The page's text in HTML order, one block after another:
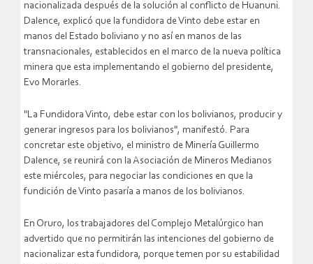
nacionalizada después de la solución al conflicto de Huanuni.
Dalence, explicó que la fundidora de Vinto debe estar en
manos del Estado boliviano y no así en manos de las
transnacionales, establecidos en el marco de la nueva política
minera que esta implementando el gobierno del presidente,
Evo Morarles.
"La Fundidora Vinto, debe estar con los bolivianos, producir y
generar ingresos para los bolivianos", manifestó. Para
concretar este objetivo, el ministro de Minería Guillermo
Dalence, se reunirá con la Asociación de Mineros Medianos
este miércoles, para negociar las condiciones en que la
fundición de Vinto pasaría a manos de los bolivianos.
En Oruro, los trabajadores del Complejo Metalúrgico han
advertido que no permitirán las intenciones del gobierno de
nacionalizar esta fundidora, porque temen por su estabilidad